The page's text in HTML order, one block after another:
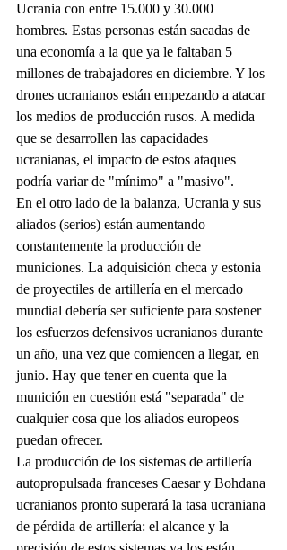
Ucrania con entre 15.000 y 30.000
hombres. Estas personas están sacadas de
una economía a la que ya le faltaban 5
millones de trabajadores en diciembre. Y los
drones ucranianos están empezando a atacar
los medios de producción rusos. A medida
que se desarrollen las capacidades
ucranianas, el impacto de estos ataques
podría variar de "mínimo" a "masivo".
En el otro lado de la balanza, Ucrania y sus
aliados (serios) están aumentando
constantemente la producción de
municiones. La adquisición checa y estonia
de proyectiles de artillería en el mercado
mundial debería ser suficiente para sostener
los esfuerzos defensivos ucranianos durante
un año, una vez que comiencen a llegar, en
junio. Hay que tener en cuenta que la
munición en cuestión está "separada" de
cualquier cosa que los aliados europeos
puedan ofrecer.
La producción de los sistemas de artillería
autopropulsada franceses Caesar y Bohdana
ucranianos pronto superará la tasa ucraniana
de pérdida de artillería: el alcance y la